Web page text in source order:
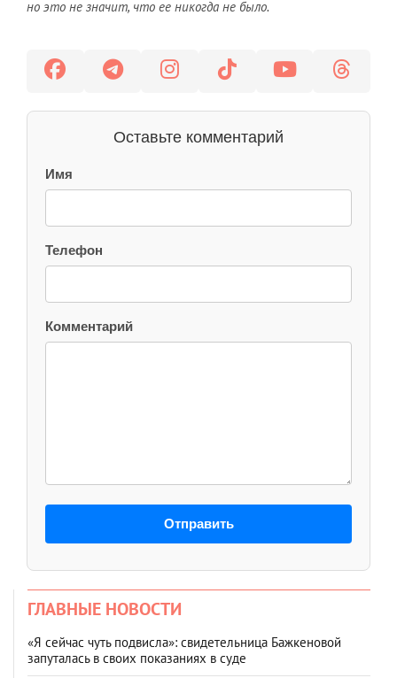
но это не значит, что ее никогда не было.
Оставьте комментарий
Имя
Телефон
Комментарий
Отправить
ГЛАВНЫЕ НОВОСТИ
«Я сейчас чуть подвисла»: свидетельница Бажкеновой
запуталась в своих показаниях в суде